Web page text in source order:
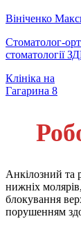
Вініченко
Стоматолог-
стоматології
Клініка на
Гагарина 8
Анкілозний та
нижніх
блокування
порушенням